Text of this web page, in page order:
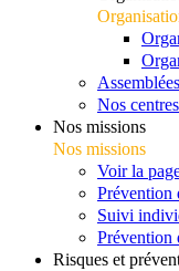
Nos
Nos missions
Nos missions
Voir la
Prévention
Suivi
Prévention
Risques et